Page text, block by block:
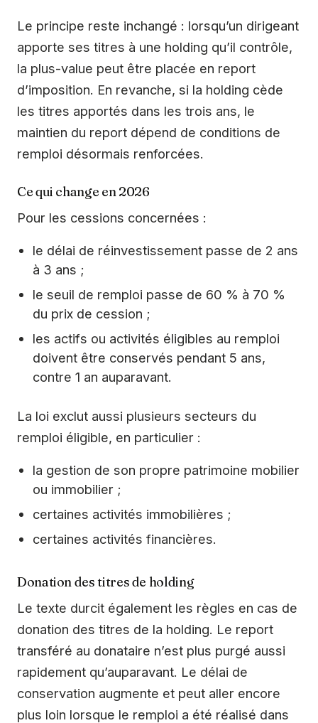
Le principe reste inchangé : lorsqu’un dirigeant
apporte ses titres à une holding qu’il contrôle,
la plus-value peut être placée en report
d’imposition. En revanche, si la holding cède
les titres apportés dans les trois ans, le
maintien du report dépend de conditions de
remploi désormais renforcées.
Ce qui change en 2026
Pour les cessions concernées :
le délai de réinvestissement passe de 2 ans
à 3 ans ;
le seuil de remploi passe de 60 % à 70 %
du prix de cession ;
les actifs ou activités éligibles au remploi
doivent être conservés pendant 5 ans,
contre 1 an auparavant.
La loi exclut aussi plusieurs secteurs du
remploi éligible, en particulier :
la gestion de son propre patrimoine mobilier
ou immobilier ;
certaines activités immobilières ;
certaines activités financières.
Donation des titres de holding
Le texte durcit également les règles en cas de
donation des titres de la holding. Le report
transféré au donataire n’est plus purgé aussi
rapidement qu’auparavant. Le délai de
conservation augmente et peut aller encore
plus loin lorsque le remploi a été réalisé dans